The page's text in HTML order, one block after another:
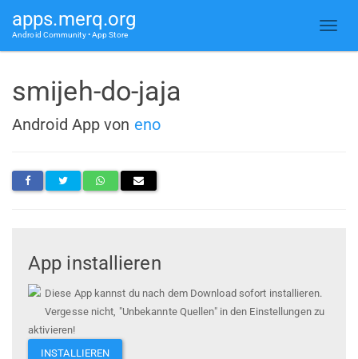
apps.merq.org
Android Community • App Store
smijeh-do-jaja
Android App von eno
App installieren
Diese App kannst du nach dem Download sofort installieren.
Vergesse nicht, "Unbekannte Quellen" in den Einstellungen zu
aktivieren!
INSTALLIEREN